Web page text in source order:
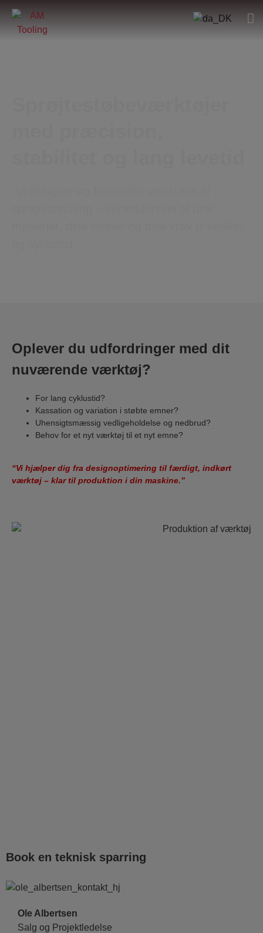
Oplever du udfordringer med dit
nuværende værktøj?
For lang cyklustid?
Kassation og variation i støbte emner?
Uhensigtsmæssig vedligeholdelse og nedbrud?
Behov for et nyt værktøj til et nyt emne?
“Vi hjælper dig fra designoptimering til færdigt, indkørt
værktøj – klar til produktion i din maskine.”
Book en teknisk sparring
Ole Albertsen
Salg og Projektledelse